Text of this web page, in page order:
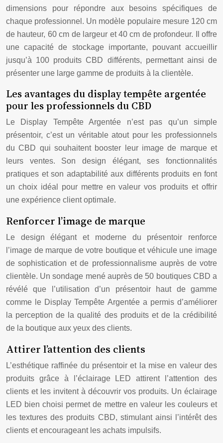
dimensions pour répondre aux besoins spécifiques de
chaque professionnel. Un modèle populaire mesure 120 cm
de hauteur, 60 cm de largeur et 40 cm de profondeur. Il offre
une capacité de stockage importante, pouvant accueillir
jusqu’à 100 produits CBD différents, permettant ainsi de
présenter une large gamme de produits à la clientèle.
Les avantages du display tempête argentée
pour les professionnels du CBD
Le Display Tempête Argentée n’est pas qu’un simple
présentoir, c’est un véritable atout pour les professionnels
du CBD qui souhaitent booster leur image de marque et
leurs ventes. Son design élégant, ses fonctionnalités
pratiques et son adaptabilité aux différents produits en font
un choix idéal pour mettre en valeur vos produits et offrir
une expérience client optimale.
Renforcer l’image de marque
Le design élégant et moderne du présentoir renforce
l’image de marque de votre boutique et véhicule une image
de sophistication et de professionnalisme auprès de votre
clientèle. Un sondage mené auprès de 50 boutiques CBD a
révélé que l’utilisation d’un présentoir haut de gamme
comme le Display Tempête Argentée a permis d’améliorer
la perception de la qualité des produits et de la crédibilité
de la boutique aux yeux des clients.
Attirer l’attention des clients
L’esthétique raffinée du présentoir et la mise en valeur des
produits grâce à l’éclairage LED attirent l’attention des
clients et les invitent à découvrir vos produits. Un éclairage
LED bien choisi permet de mettre en valeur les couleurs et
les textures des produits CBD, stimulant ainsi l’intérêt des
clients et encourageant les achats impulsifs.